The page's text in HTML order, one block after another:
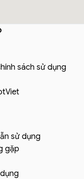
sách sử dụng
sử dụng
gặp